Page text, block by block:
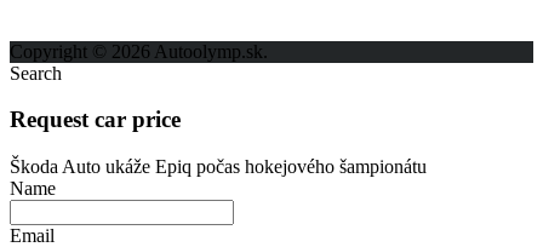
Copyright © 2026 Autoolymp.sk.
Search
Request car price
Škoda Auto ukáže Epiq počas hokejového šampionátu
Name
Email